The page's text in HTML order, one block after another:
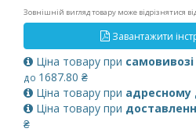
Зовнішній вигляд товару може відрізнятися від
Завантажити
Ціна товару при
до 1687.80 ₴
Ціна товару при адресному
Ціна товару при
₴